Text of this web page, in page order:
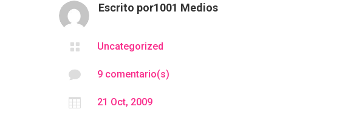
Escrito por1001 Medios
 Uncategorized
 9 comentario(s)
 21 Oct, 2009